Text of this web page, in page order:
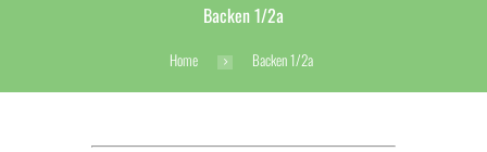
Backen 1/2a
Home Backen 1/2a